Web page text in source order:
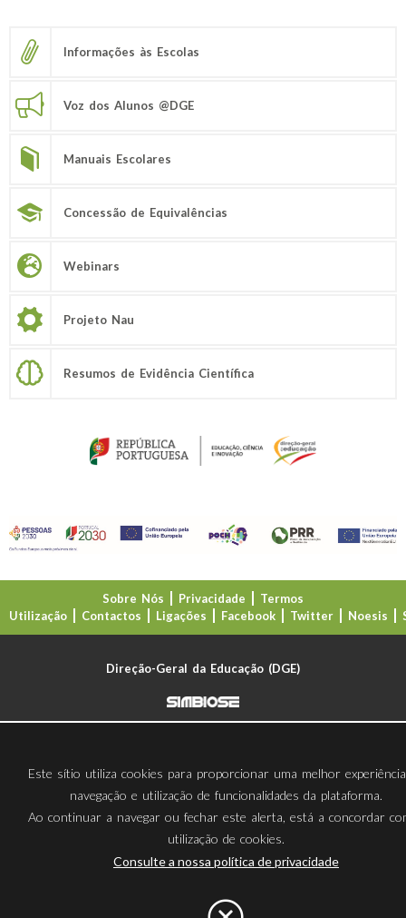
Informações às Escolas
Voz dos Alunos @DGE
Manuais Escolares
Concessão de Equivalências
Webinars
Projeto Nau
Resumos de Evidência Científica
Sobre Nós Privacidade
Termos
Utilização
Contactos Ligações Facebook Twitter Noesis
Direção-Geral da Educação (DGE)
Este sítio utiliza cookies para proporcionar uma melhor
navegação e utilização de funcionalidades da plataforma.
Ao continuar a navegar ou fechar este alerta, está a concordar
utilização de cookies.
Consulte a nossa política de privacidade